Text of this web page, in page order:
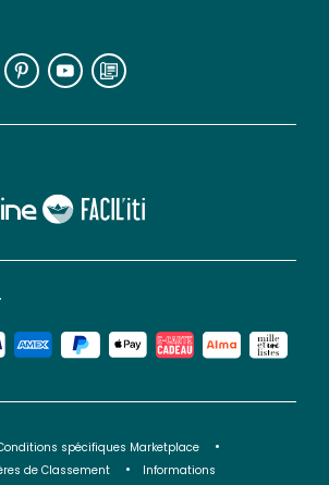
lien vers Faciliti
lien vers l'espace réseaux sociaux lien vers l'espace réseaux sociaux lien vers le blog la redoute
spécifiques Marketplace
de Classement
Informations